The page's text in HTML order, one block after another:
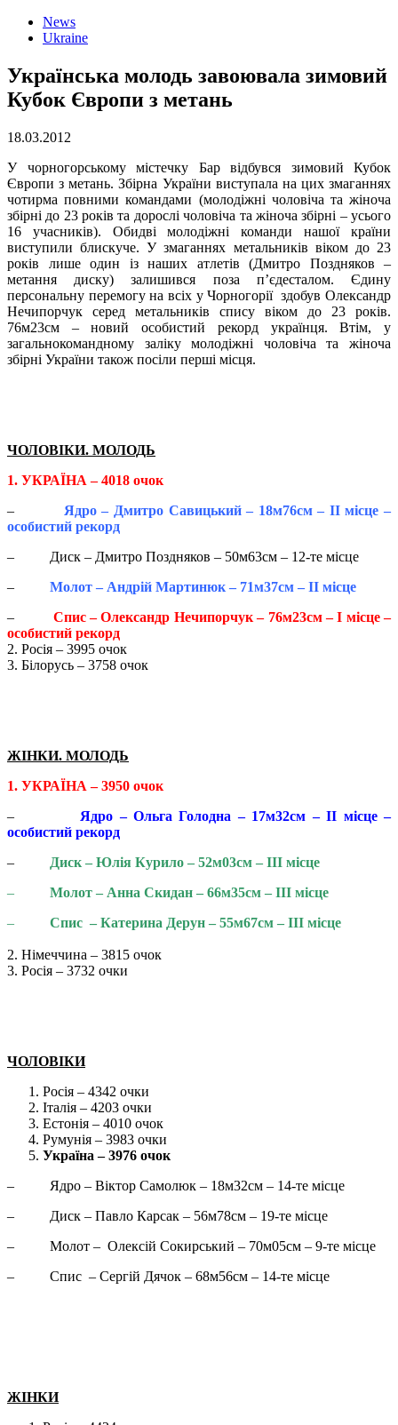
News
Ukraine
Українська молодь завоювала зимовий
Кубок Європи з метань
18.03.2012
У чорногорському містечку Бар відбувся зимовий Кубок
Європи з метань. Збірна України виступала на цих змаганнях
чотирма повними командами (молодіжні чоловіча та жіноча
збірні до 23 років та дорослі чоловіча та жіноча збірні – усього
16 учасників). Обидві молодіжні команди нашої країни
виступили блискуче. У змаганнях метальників віком до 23
років лише один із наших атлетів (Дмитро Поздняков –
метання диску) залишився поза п’єдесталом. Єдину
персональну перемогу на всіх у Чорногорії здобув Олександр
Нечипорчук серед метальників спису віком до 23 років.
76м23см – новий особистий рекорд українця. Втім, у
загальнокомандному заліку молодіжні чоловіча та жіноча
збірні України також посіли перші місця.
ЧОЛОВІКИ. МОЛОДЬ
1. УКРАЇНА – 4018 очок
–
Ядро – Дмитро Савицький – 18м76см – ІІ місце –
особистий рекорд
– Диск – Дмитро Поздняков – 50м63см – 12-те місце
– Молот – Андрій Мартинюк – 71м37см – ІІ місце
–
Спис – Олександр Нечипорчук – 76м23см – І місце –
особистий рекорд
2. Росія – 3995 очок
3. Білорусь – 3758 очок
ЖІНКИ. МОЛОДЬ
1. УКРАЇНА – 3950 очок
–
Ядро – Ольга Голодна – 17м32см – ІІ місце –
особистий рекорд
–
Диск – Юлія Курило – 52м03см – ІІІ місце
– Молот – Анна Скидан – 66м35см – ІІІ місце
– Спис – Катерина Дерун – 55м67см – ІІІ місце
2. Німеччина – 3815 очок
3. Росія – 3732 очки
ЧОЛОВІКИ
Росія – 4342 очки
Італія – 4203 очки
Естонія – 4010 очок
Румунія – 3983 очки
Україна – 3976 очок
– Ядро – Віктор Самолюк – 18м32см – 14-те місце
– Диск – Павло Карсак – 56м78см – 19-те місце
– Молот – Олексій Сокирський – 70м05см – 9-те місце
– Спис – Сергій Дячок – 68м56см – 14-те місце
ЖІНКИ